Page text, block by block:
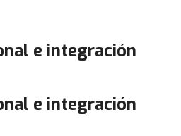
e integración
e integración